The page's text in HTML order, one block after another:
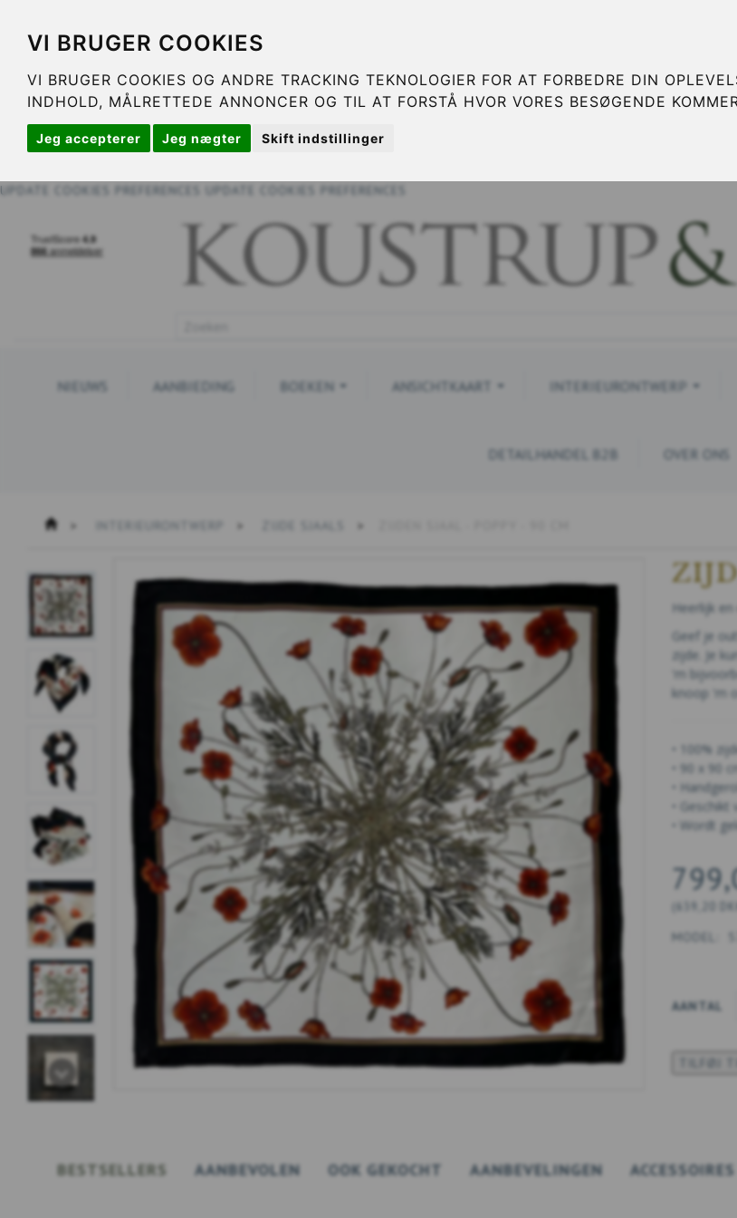
VI BRUGER COOKIES
VI BRUGER COOKIES OG ANDRE TRACKING TEKNOLOGIER FOR AT FORBEDRE DIN
INDHOLD, MÅLRETTEDE ANNONCER OG TIL AT FORSTÅ HVOR VORES BESØGENDE
Jeg accepterer Jeg nægter Skift indstillinger
UPDATE COOKIES PREFERENCES UPDATE COOKIES PREFERENCES
NIEUWS AANBIEDING BOEKEN ANSICHTKAART INTERIEURONTWERP
DETAILHANDEL B2B OVER ONS
INTERIEURONTWERP
Heerlijk
Geef je
zijde. Je
'm
knoop 'm
• 100%
• 90 x 90
•
•
• Wordt
639,20
MODEL:
AANTAL
TILFØJ
BESTSELLERS AANBEVOLEN OOK GEKOCHT AANBEVELINGEN ACCESSOIRES